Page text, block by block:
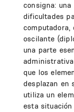
consigna:
dificultades
oscilante
una parte
que los
desplazan en
utiliza un
esta